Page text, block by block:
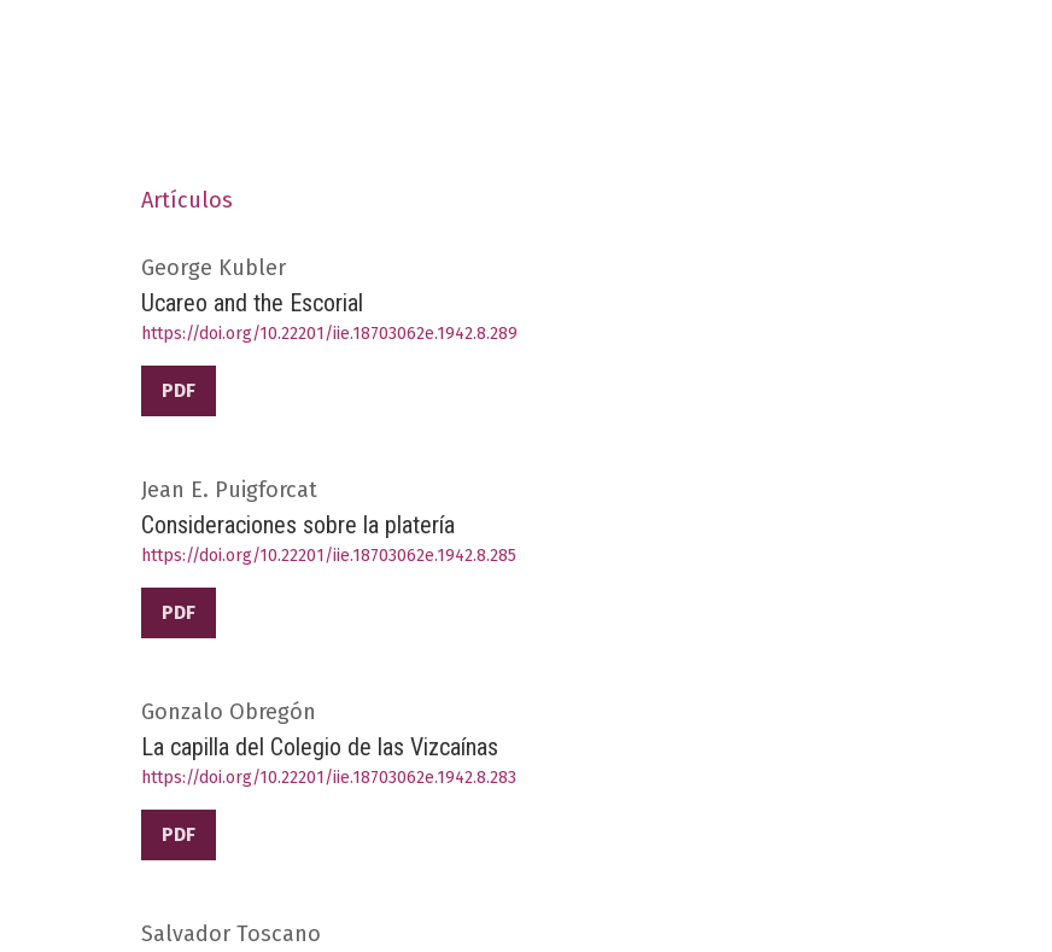
Artículos
George Kubler
Ucareo and the Escorial
https://doi.org/10.22201/iie.18703062e.1942.8.289
PDF
Jean E. Puigforcat
Consideraciones sobre la platería
https://doi.org/10.22201/iie.18703062e.1942.8.285
PDF
Gonzalo Obregón
La capilla del Colegio de las Vizcaínas
https://doi.org/10.22201/iie.18703062e.1942.8.283
PDF
Salvador Toscano